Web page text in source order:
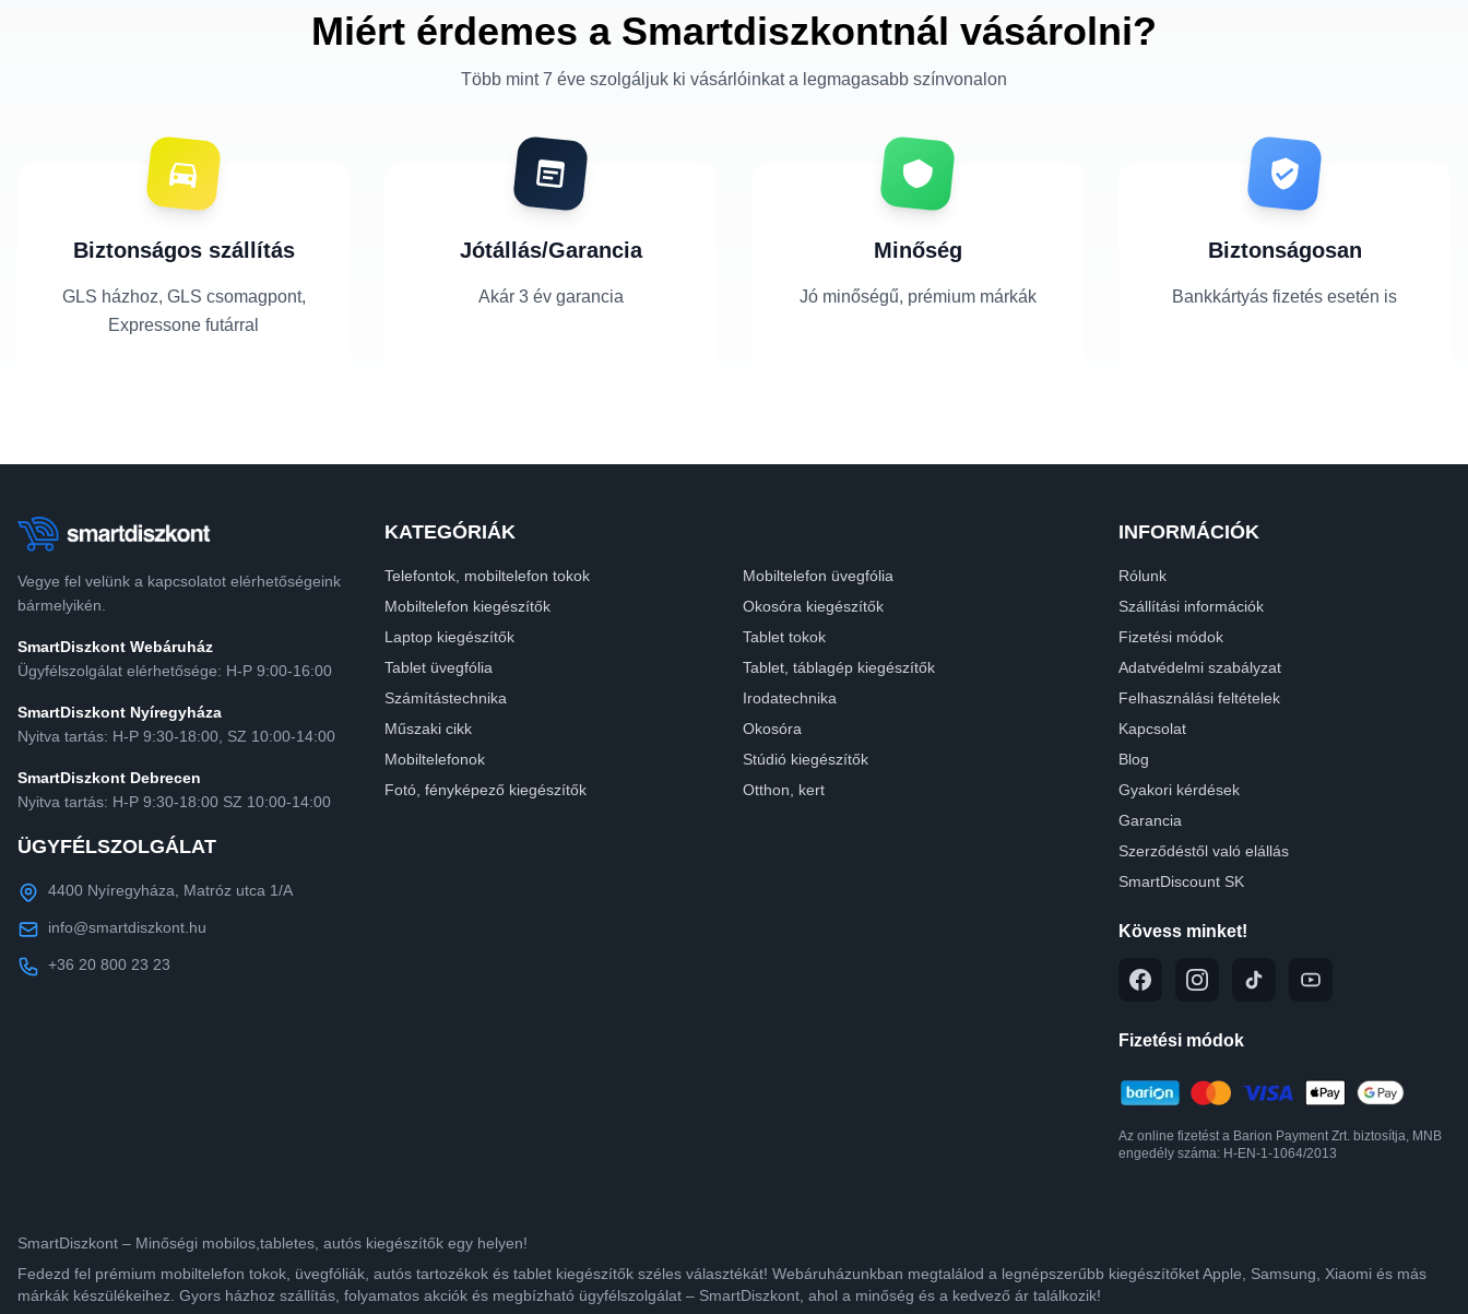
Miért érdemes a Smartdiszkontnál vásárolni?
Több mint 7 éve szolgáljuk ki vásárlóinkat a legmagasabb színvonalon
Biztonságos szállítás
GLS házhoz, GLS csomagpont,
Expressone futárral
Jótállás/Garancia
Akár 3 év garancia
Minőség
Jó minőségű, prémium márkák
Biztonságosan
Bankkártyás fizetés esetén is
Vegye fel velünk a kapcsolatot elérhetőségeink
bármelyikén.
SmartDiszkont Webáruház
Ügyfélszolgálat elérhetősége: H-P 9:00-16:00
SmartDiszkont Nyíregyháza
Nyitva tartás: H-P 9:30-18:00, SZ 10:00-14:00
SmartDiszkont Debrecen
Nyitva tartás: H-P 9:30-18:00 SZ 10:00-14:00
ÜGYFÉLSZOLGÁLAT
4400 Nyíregyháza, Matróz utca 1/A
info@smartdiszkont.hu
+36 20 800 23 23
KATEGÓRIÁK
Telefontok, mobiltelefon tokok
Mobiltelefon üvegfólia
Mobiltelefon kiegészítők
Okosóra kiegészítők
Laptop kiegészítők
Tablet tokok
Tablet üvegfólia
Tablet, táblagép kiegészítők
Számítástechnika
Irodatechnika
Műszaki cikk
Okosóra
Mobiltelefonok
Stúdió kiegészítők
Fotó, fényképező kiegészítők
Otthon, kert
INFORMÁCIÓK
Rólunk
Szállítási információk
Fizetési módok
Adatvédelmi szabályzat
Felhasználási feltételek
Kapcsolat
Blog
Gyakori kérdések
Garancia
Szerződéstől való elállás
SmartDiscount SK
Kövess minket!
Fizetési módok
Az online fizetést a Barion Payment Zrt. biztosítja, MNB
engedély száma: H-EN-1-1064/2013
SmartDiszkont – Minőségi mobilos,tabletes, autós kiegészítők egy helyen!
Fedezd fel prémium mobiltelefon tokok, üvegfóliák, autós tartozékok és tablet kiegészítők széles választékát! Webáruházunkban megtalálod a legnépszerűbb kiegészítőket Apple, Samsung, Xiaomi és más
márkák készülékeihez. Gyors házhoz szállítás, folyamatos akciók és megbízható ügyfélszolgálat – SmartDiszkont, ahol a minőség és a kedvező ár találkozik!